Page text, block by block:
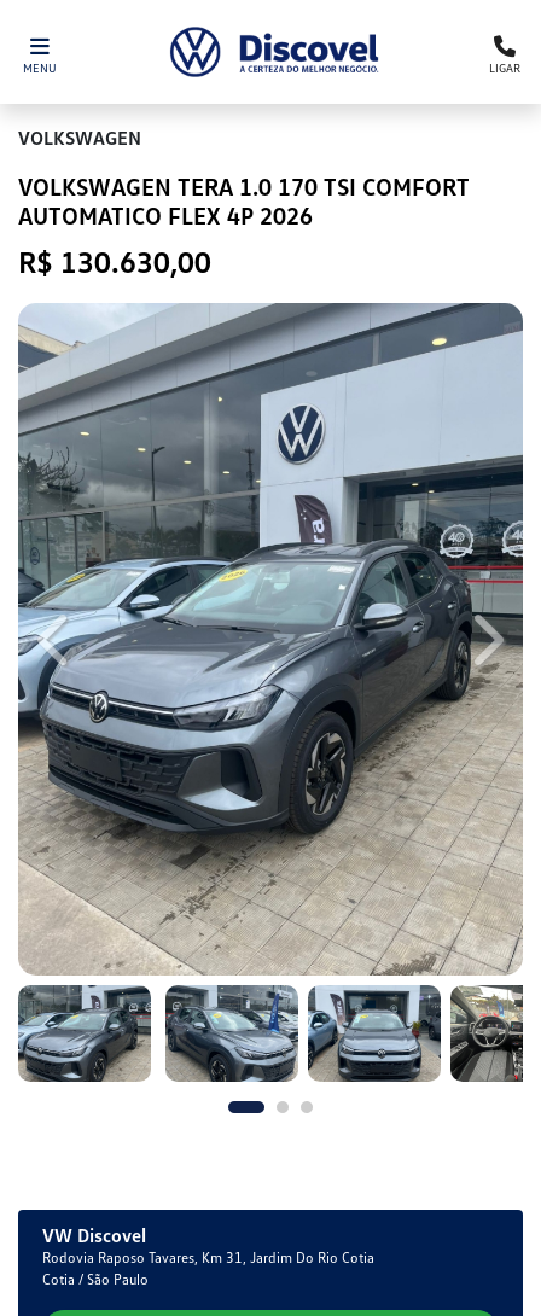
MENU LIGAR
VOLKSWAGEN
VOLKSWAGEN TERA 1.0 170 TSI COMFORT
AUTOMATICO FLEX 4P 2026
R$ 130.630,00
Previous Next
VW Discovel
Rodovia Raposo Tavares, Km 31, Jardim Do Rio Cotia
Cotia / São Paulo